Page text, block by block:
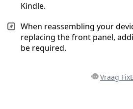
Kindle.
When reassembling your
replacing the front panel,
be required.
Vraag